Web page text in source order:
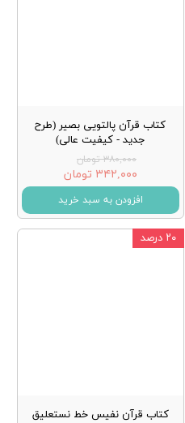
کتاب قرآن پالتویی بصیر (طرح
جدید - کیفیت عالی)
۳۸۰,۰۰۰ تومان
۳۴۲,۰۰۰ تومان
افزودن به سبد خرید
کتاب قرآن نفیس خط نستعلیق
۲۰ درصد